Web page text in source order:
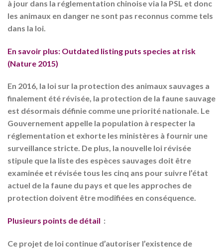
à jour dans la réglementation chinoise via la PSL et donc
les animaux en danger ne sont pas reconnus comme tels
dans la loi.
En savoir plus: Outdated listing puts species at risk
(Nature 2015)
En 2016, la loi sur la protection des animaux sauvages a
finalement été révisée, la protection de la faune sauvage
est désormais définie comme une priorité nationale. Le
Gouvernement appelle la population à respecter la
réglementation et exhorte les ministères à fournir une
surveillance stricte. De plus, la nouvelle loi révisée
stipule que la liste des espèces sauvages doit être
examinée et révisée tous les cinq ans pour suivre l’état
actuel de la faune du pays et que les approches de
protection doivent être modifiées en conséquence.
Plusieurs points de détail :
Ce projet de loi continue d’autoriser l’existence de